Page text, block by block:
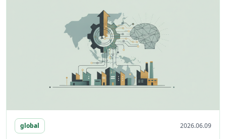
global 2026.06.09